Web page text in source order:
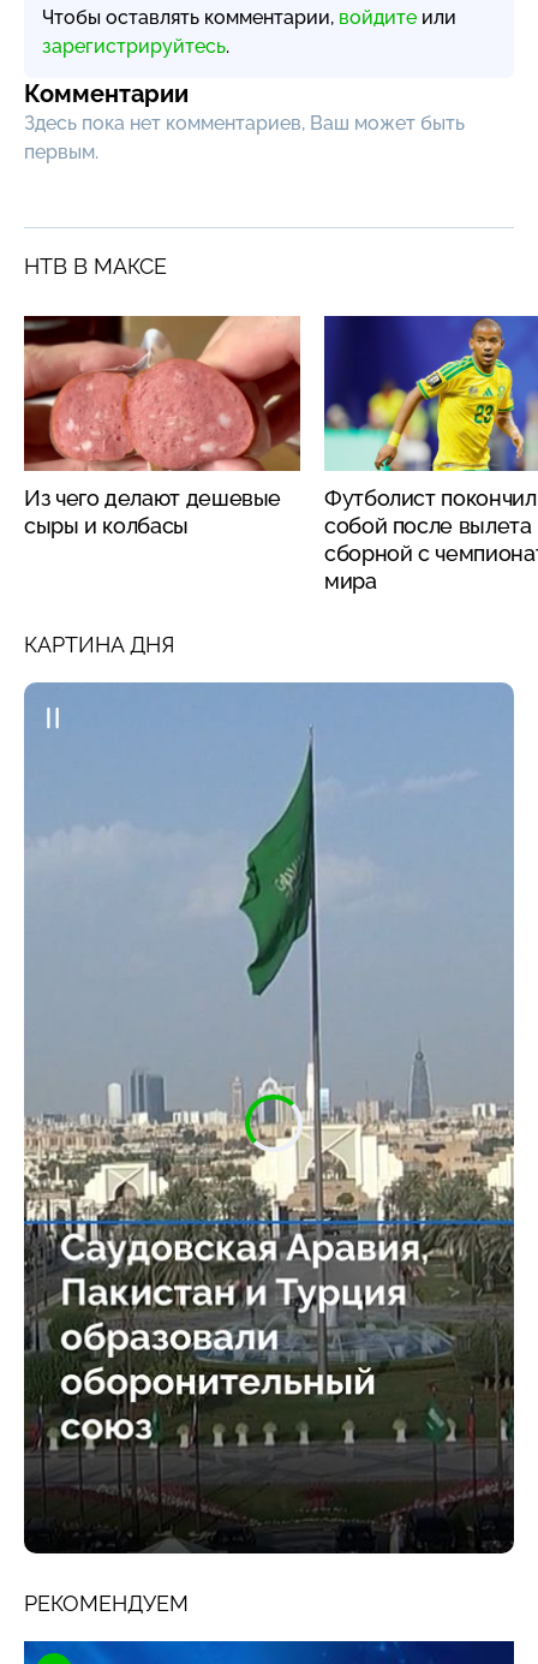
Чтобы оставлять комментарии, войдите или
зарегистрируйтесь.
Комментарии
Здесь пока нет комментариев, Ваш может быть
первым.
НТВ В МАКСЕ
Из чего делают дешевые
сыры и колбасы
Футболист
собой после вылета
сборной с
мира
КАРТИНА ДНЯ
РЕКОМЕНДУЕМ